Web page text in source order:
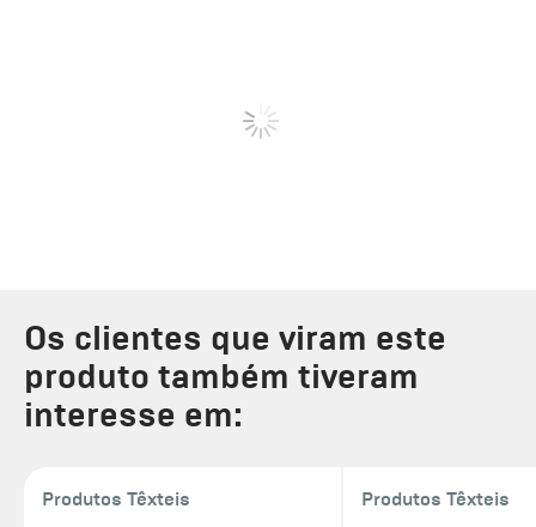
Os clientes que viram este
produto também tiveram
interesse em:
Produtos Têxteis Produtos Têxteis